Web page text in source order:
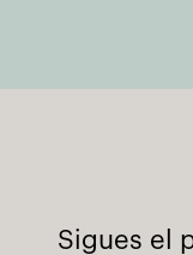
Sigues el